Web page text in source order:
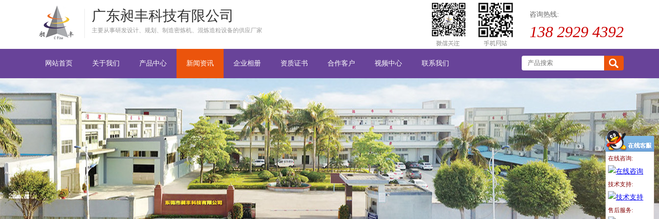
广东昶丰科技有限公司
主要从事研发设计、规划、制造密炼机、混炼造粒设备的供应厂家
咨询热线:
138 2929 4392
网站首页 关于我们 产品中心 新闻资讯 企业相册 资质证书 合作客户 视频中心 联系我们
在线咨询:
技术支持:
售后服务: